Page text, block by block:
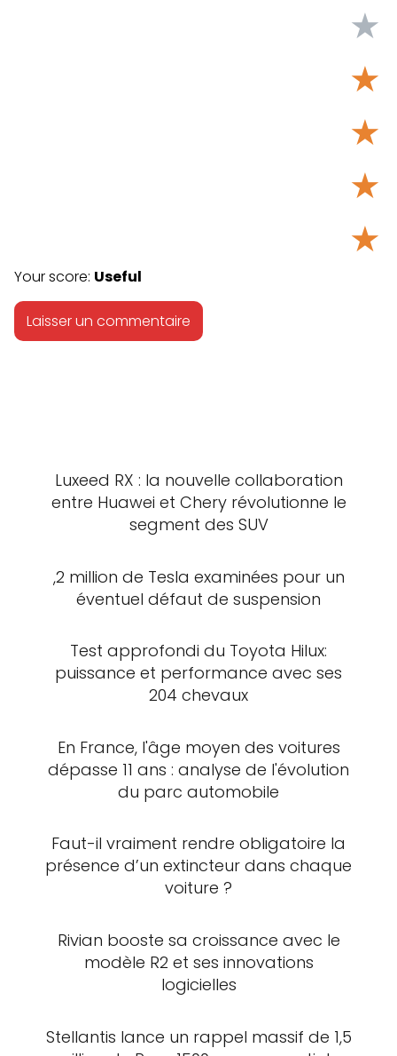
★
★
★
★
★
Your score: Useful
Luxeed RX : la nouvelle collaboration
entre Huawei et Chery révolutionne le
segment des SUV
,2 million de Tesla examinées pour un
éventuel défaut de suspension
Test approfondi du Toyota Hilux:
puissance et performance avec ses
204 chevaux
En France, l'âge moyen des voitures
dépasse 11 ans : analyse de l'évolution
du parc automobile
Faut-il vraiment rendre obligatoire la
présence d’un extincteur dans chaque
voiture ?
Rivian booste sa croissance avec le
modèle R2 et ses innovations
logicielles
Stellantis lance un rappel massif de 1,5